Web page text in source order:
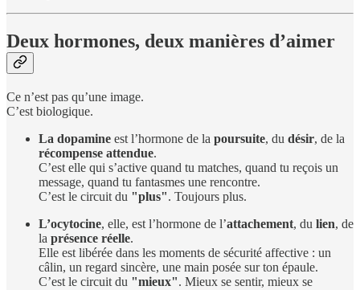
Deux hormones, deux manières d’aimer
Ce n’est pas qu’une image.
C’est biologique.
La dopamine est l’hormone de la poursuite, du désir, de la
récompense attendue.
C’est elle qui s’active quand tu matches, quand tu reçois un
message, quand tu fantasmes une rencontre.
C’est le circuit du "plus". Toujours plus.
L’ocytocine, elle, est l’hormone de l’attachement, du lien, de
la présence réelle.
Elle est libérée dans les moments de sécurité affective : un
câlin, un regard sincère, une main posée sur ton épaule.
C’est le circuit du "mieux". Mieux se sentir, mieux se